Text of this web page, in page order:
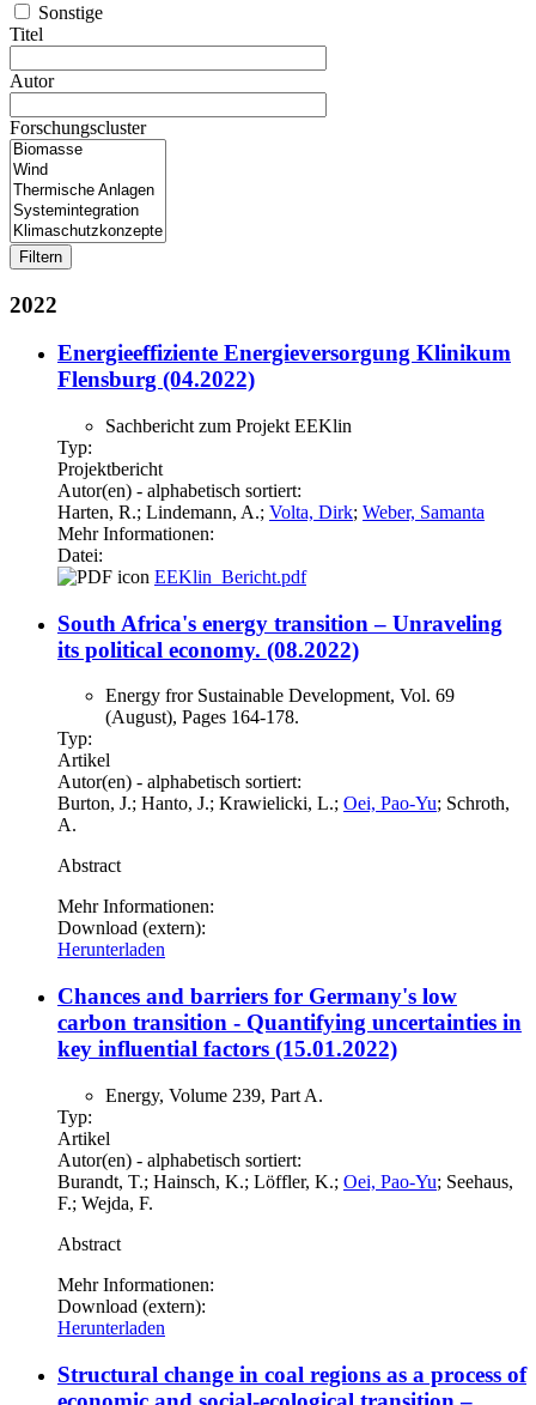
Sonstige
Titel
Autor
Forschungscluster
2022
Energieeffiziente Energieversorgung Klinikum
Flensburg (04.2022)
Sachbericht zum Projekt EEKlin
Typ:
Projektbericht
Autor(en) - alphabetisch sortiert:
Harten, R.; Lindemann, A.; Volta, Dirk; Weber, Samanta
Mehr Informationen:
Datei:
EEKlin_Bericht.pdf
South Africa's energy transition – Unraveling
its political economy. (08.2022)
Energy fror Sustainable Development, Vol. 69
(August), Pages 164-178.
Typ:
Artikel
Autor(en) - alphabetisch sortiert:
Burton, J.; Hanto, J.; Krawielicki, L.; Oei, Pao-Yu; Schroth,
A.
Abstract
Mehr Informationen:
Download (extern):
Herunterladen
Chances and barriers for Germany's low
carbon transition - Quantifying uncertainties in
key influential factors (15.01.2022)
Energy, Volume 239, Part A.
Typ:
Artikel
Autor(en) - alphabetisch sortiert:
Burandt, T.; Hainsch, K.; Löffler, K.; Oei, Pao-Yu; Seehaus,
F.; Wejda, F.
Abstract
Mehr Informationen:
Download (extern):
Herunterladen
Structural change in coal regions as a process of